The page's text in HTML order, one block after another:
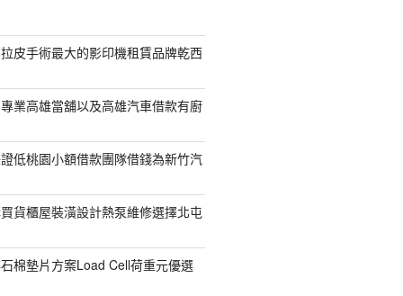
皮手術最大的影印機租賃品牌乾西
業高雄當舖以及高雄汽車借款有廚
低桃園小額借款團隊借錢為新竹汽
貨櫃屋裝潢設計熱泵維修選擇北屯
棉墊片方案Load Cell荷重元優選